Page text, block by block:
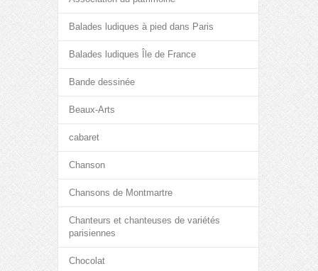
Balades ludiques à pied dans Paris
Balades ludiques Île de France
Bande dessinée
Beaux-Arts
cabaret
Chanson
Chansons de Montmartre
Chanteurs et chanteuses de variétés
parisiennes
Chocolat